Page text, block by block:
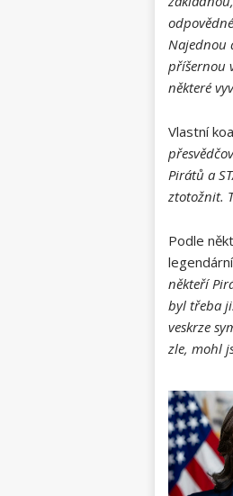
Najednou
příšernou
některé
Vlastní
Pirátů a
ztotožnit.
Podle
někteří
byl třeba
veskrze
zle, mohl